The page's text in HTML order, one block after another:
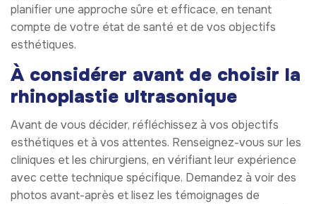
planifier une approche sûre et efficace, en tenant
compte de votre état de santé et de vos objectifs
esthétiques.
À considérer avant de choisir la
rhinoplastie ultrasonique
Avant de vous décider, réfléchissez à vos objectifs
esthétiques et à vos attentes. Renseignez-vous sur les
cliniques et les chirurgiens, en vérifiant leur expérience
avec cette technique spécifique. Demandez à voir des
photos avant-après et lisez les témoignages de